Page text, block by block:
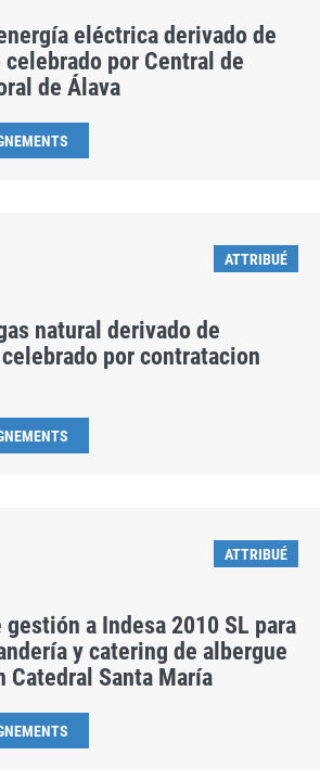
eléctrica derivado de
por Central de
de Álava
ATTRIBUÉ
natural derivado de
por contratacion
ATTRIBUÉ
gestión a Indesa 2010 SL para
y catering de albergue
Catedral Santa María